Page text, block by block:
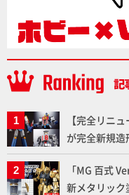
【完全リニ
が完全新規
下ろしでご
ト」セット
「MG 百式
新メタリック